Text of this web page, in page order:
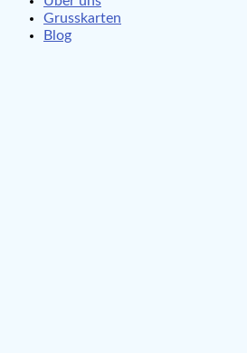
Grusskarten
Blog